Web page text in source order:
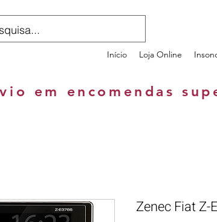
Início
Loja Online
em encomendas
Zenec Fiat Z-